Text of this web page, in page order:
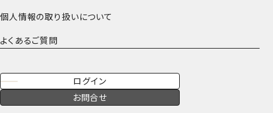
個人情報の取り扱いについて
よくあるご質問
ログイン
お問合せ